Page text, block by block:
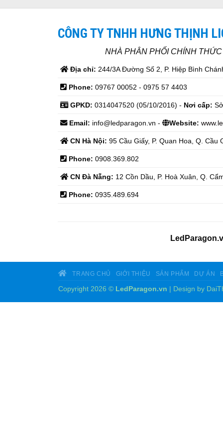
CÔNG TY TNHH HƯNG THỊNH
NHÀ PHÂN PHỐI CHÍNH
Địa chỉ: 244/3A Đường Số 2, P. Hiệp Bình
Phone: 09767 00052 - 0975 57 4403
GPKD: 0314047520 (05/10/2016) - Nơi cấp:
Email: info@ledparagon.vn - Website:
CN Hà Nội: 95 Cầu Giấy, P. Quan Hoa, Q. Cầu
Phone: 0908.369.802
CN Đà Nẵng: 12 Cồn Dầu, P. Hoà Xuân, Q.
Phone: 0935.489.694
TRANG CHỦ GIỚI THIỆU SẢN PHẨM DỰ ÁN
Copyright 2026 © LedParagon.vn | Design by